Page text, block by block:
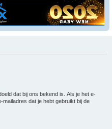
dat bij ons bekend is. Als je het e-
mailadres dat je hebt gebruikt bij de